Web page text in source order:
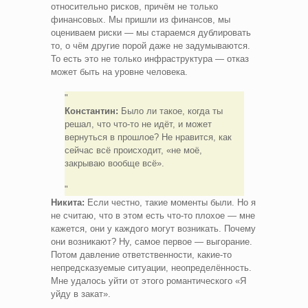
относительно рисков, причём не только
финансовых. Мы пришли из финансов, мы
оцениваем риски — мы стараемся дублировать
то, о чём другие порой даже не задумываются.
То есть это не только инфраструктура — отказ
может быть на уровне человека.
Константин: Было ли такое, когда ты
решал, что что-то не идёт, и может
вернуться в прошлое? Не нравится, как
сейчас всё происходит, «не моё,
закрываю вообще всё».
Никита: Если честно, такие моменты были. Но я
не считаю, что в этом есть что-то плохое — мне
кажется, они у каждого могут возникать. Почему
они возникают? Ну, самое первое — выгорание.
Потом давление ответственности, какие-то
непредсказуемые ситуации, неопределённость.
Мне удалось уйти от этого романтического «Я
уйду в закат».